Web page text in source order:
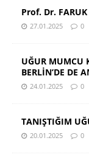
Prof. Dr. FARUK
27.01.2025 0
UĞUR MUMCU
BERLİN’DE DE
24.01.2025 0
TANIŞTIĞIM
20.01.2025 0